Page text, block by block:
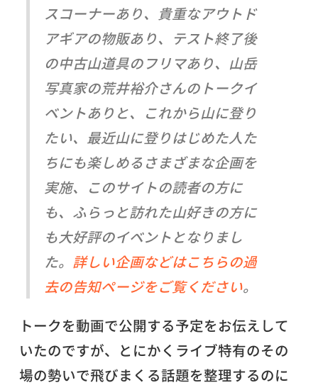
スコーナーあり、貴重なアウトド
アギアの物販あり、テスト終了後
の中古山道具のフリマあり、山岳
写真家の荒井裕介さんのトークイ
ベントありと、これから山に登り
たい、最近山に登りはじめた人た
ちにも楽しめるさまざまな企画を
実施、このサイトの読者の方に
も、ふらっと訪れた山好きの方に
も大好評のイベントとなりまし
た。 詳しい企画などはこちらの過
去の告知ページをご覧ください。
トークを動画で公開する予定をお伝えして
いたのですが、とにかくライブ特有のその
場の勢いで飛びまくる話題を整理するのに